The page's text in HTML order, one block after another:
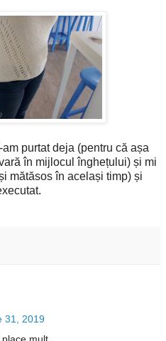
am purtat deja (pentru că așa
în mijlocul înghețului) și mi
mătăsos în același timp) și
31, 2019